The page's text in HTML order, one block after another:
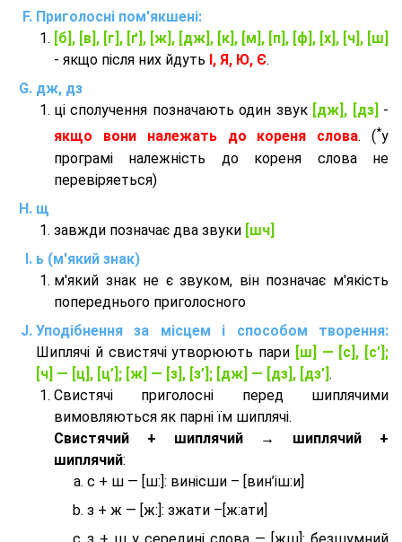
Приголосні пом'якшені:
[б], [в], [г], [ґ], [ж], [дж], [к], [м], [п], [ф], [х], [ч], [ш]
- якщо після них йдуть І, Я, Ю, Є.
дж, дз
ці сполучення позначають один звук [дж], [дз] -
якщо вони належать до кореня слова. (*у
програмі належність до кореня слова не
перевіряеться)
щ
завжди позначає два звуки [шч]
ь (м'який знак)
м'який знак не є звуком, він позначає м'якість
попереднього приголосного
Уподібнення за місцем і способом творення:
Шиплячі й свистячі утворюють пари [ш] — [c], [с’];
[ч] — [ц], [ц’]; [ж] — [з], [з’]; [дж] — [дз], [дз’] .
Свистячі приголосні перед шиплячими
вимовляються як парні їм шиплячі.
Cвистячий + шиплячий → шиплячий +
шиплячий:
с + ш — [ш:]: винісши – [вин’іш:и]
з + ж — [ж:]: зжати –[ж:ати]
з + ш у середині слова — [жш]: безшумний